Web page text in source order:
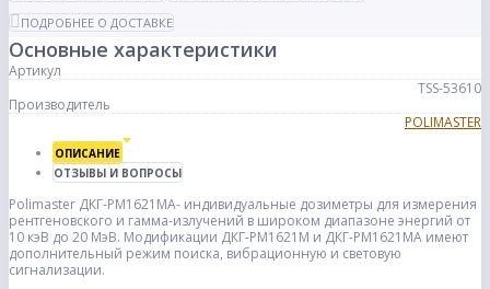
ПОДРОБНЕЕ О ДОСТАВКЕ
Основные характеристики
Артикул
TSS-53610
Производитель
POLIMASTER
ОПИСАНИЕ
ОТЗЫВЫ И ВОПРОСЫ
Polimaster ДКГ-PM1621MA- индивидуальные дозиметры для измерения
рентгеновского и гамма-излучений в широком диапазоне энергий от
10 кэВ до 20 МэВ. Модификации ДКГ-РМ1621М и ДКГ-РМ1621МА имеют
дополнительный режим поиска, вибрационную и световую
сигнализации.